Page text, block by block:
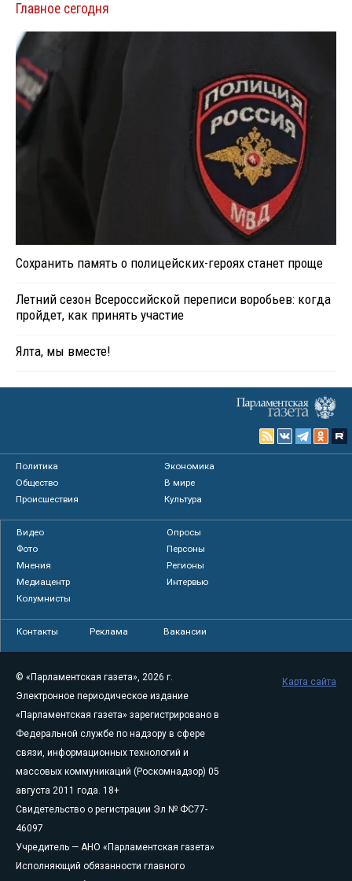
Главное сегодня
Сохранить память о полицейских-героях станет проще
Летний сезон Всероссийской переписи воробьев: когда
пройдет, как принять участие
Ялта, мы вместе!
Политика
Экономика
Общество
В мире
Происшествия
Культура
Видео
Опросы
Фото
Персоны
Мнения
Регионы
Медиацентр
Интервью
Колумнисты
Контакты Реклама Вакансии
© «Парламентская газета», 2026 г.
Электронное периодическое издание
«Парламентская газета» зарегистрировано в
Федеральной службе по надзору в сфере
связи, информационных технологий и
массовых коммуникаций (Роскомнадзор) 05
августа 2011 года. 18+
Свидетельство о регистрации Эл № ФС77-
46097
Учредитель — АНО «Парламентская газета»
Исполняющий обязанности главного
Карта сайта